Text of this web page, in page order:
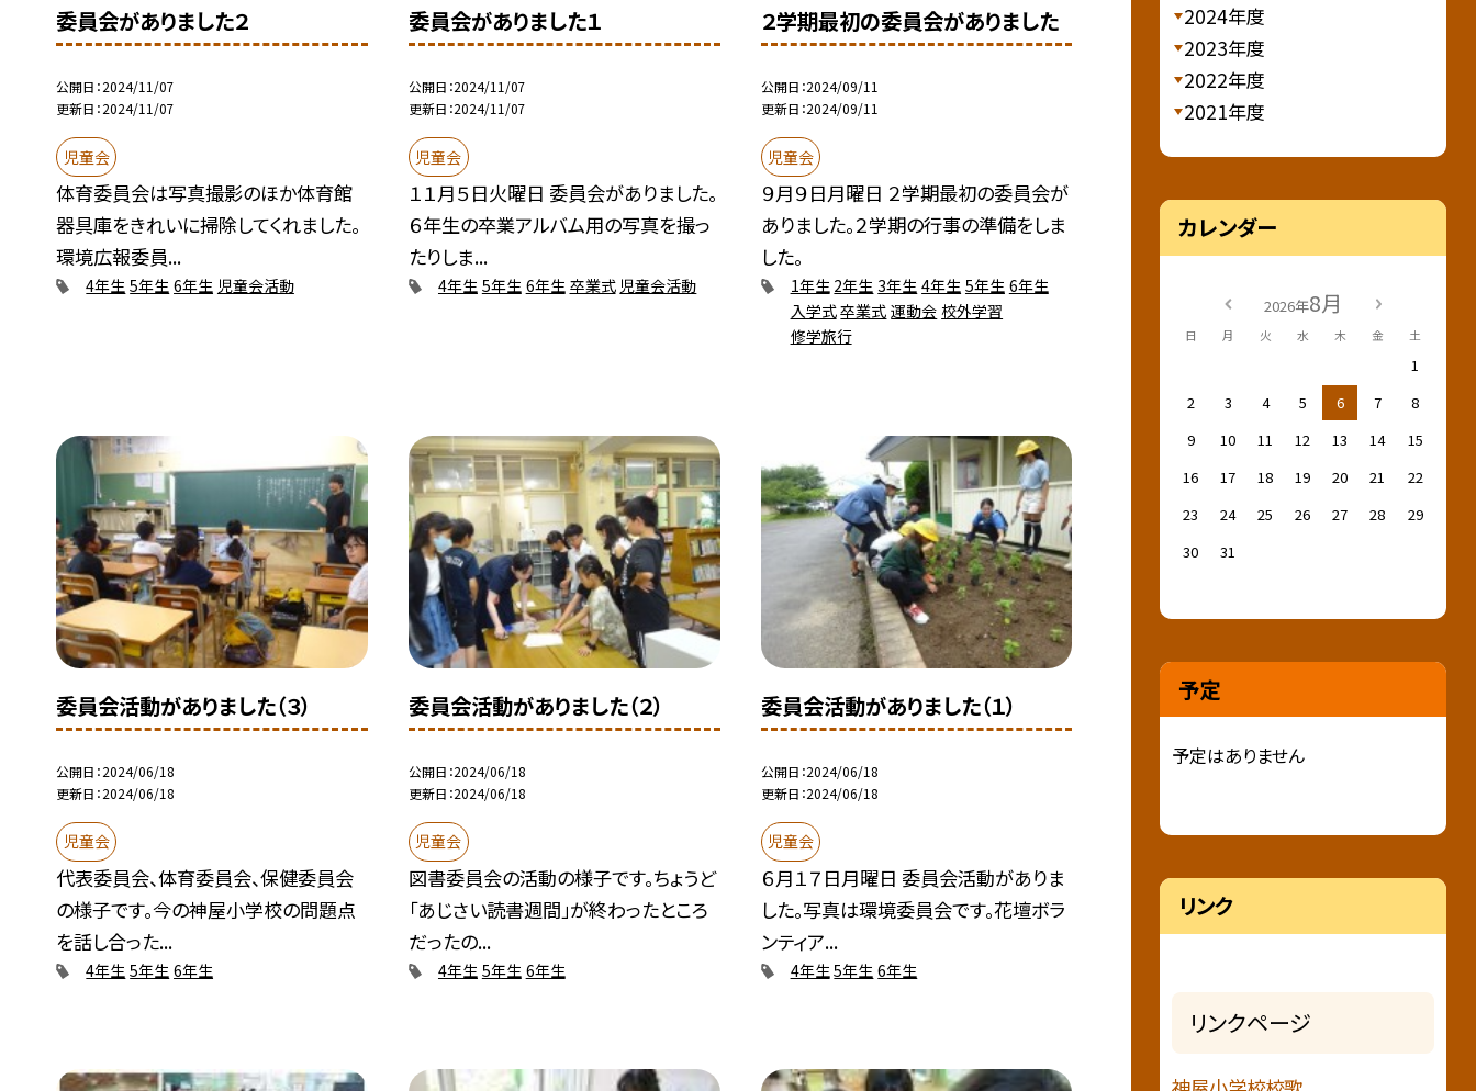
委員会がありました２
公開日 2024/11/07
更新日 2024/11/07
児童会
体育委員会は写真撮影のほか体育館
器具庫をきれいに掃除してくれました。
環境広報委員...
4年生 5年生 6年生 児童会活動
委員会がありました１
公開日 2024/11/07
更新日 2024/11/07
児童会
１１月５日火曜日 委員会がありました。
６年生の卒業アルバム用の写真を撮っ
たりしま...
4年生 5年生 6年生 卒業式 児童会活動
２学期最初の委員会がありました
公開日 2024/09/11
更新日 2024/09/11
児童会
９月９日月曜日 ２学期最初の委員会が
ありました。２学期の行事の準備をしま
した。
1年生 2年生 3年生 4年生 5年生 6年生
入学式卒業式 運動会 校外学習
修学旅行
委員会活動がありました（３）
公開日 2024/06/18
更新日 2024/06/18
児童会
代表委員会、体育委員会、保健委員会
の様子です。今の神屋小学校の問題点
を話し合った...
4年生 5年生 6年生
委員会活動がありました（２）
公開日 2024/06/18
更新日 2024/06/18
児童会
図書委員会の活動の様子です。ちょうど
「あじさい読書週間」が終わったところ
だったの...
4年生 5年生 6年生
委員会活動がありました（１）
公開日 2024/06/18
更新日 2024/06/18
児童会
６月１７日月曜日 委員会活動がありま
した。写真は環境委員会です。花壇ボラ
ンティア...
4年生 5年生 6年生
2024年度
2023年度
2022年度
2021年度
カレンダー
2026年8月
日 月 火 水 木 金 土
1
2
3 4 5 6 7
8
9
10 11 12 13 14
15
16
17 18 19 20 21
22
23
24 25 26 27 28
29
30
31
予定
予定はありません
リンク
リンクページ